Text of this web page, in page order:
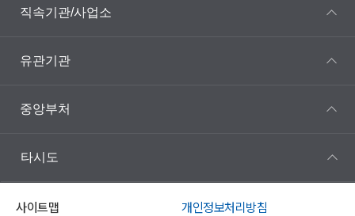
직속기관/사업소
유관기관
중앙부처
타시도
사이트맵
개인정보처리방침